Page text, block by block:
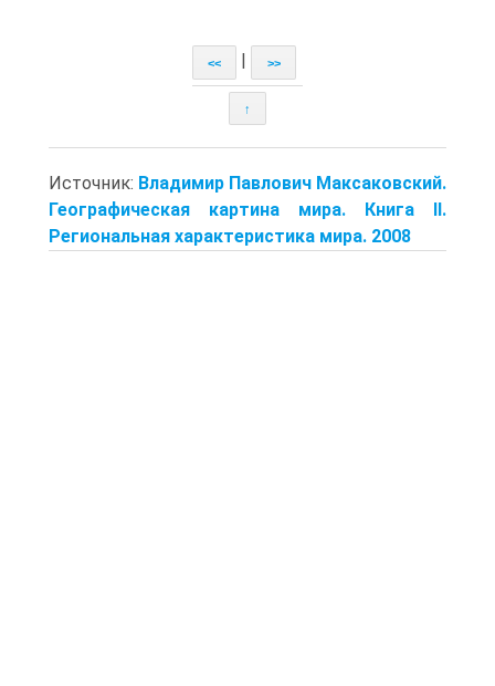
<< >>
↑
Источник: Владимир Павлович Максаковский.
Географическая картина мира. Книга II.
Региональная характеристика мира. 2008